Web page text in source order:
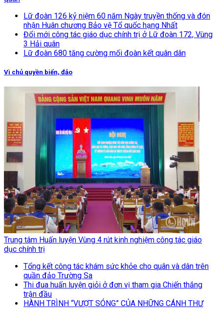
Lữ đoàn 126 kỷ niệm 60 năm Ngày truyền thống và đón
nhận Huân chương Bảo vệ Tổ quốc hạng Nhất
Đổi mới công tác giáo dục chính trị ở Lữ đoàn 172, Vùng
3 Hải quân
Lữ đoàn 680 tăng cường mối đoàn kết quân dân
Vì chủ quyền biển, đảo
Trung tâm Huấn luyện Vùng 4 rút kinh nghiệm công tác giáo
dục chính trị
Tổng kết công tác khám sức khỏe cho quân và dân trên
quần đảo Trường Sa
Thi đua huấn luyện giỏi ở đơn vị tham gia Chiến thắng
trận đầu
HÀNH TRÌNH “VƯỢT SÓNG” CỦA NHỮNG CÁNH THƯ